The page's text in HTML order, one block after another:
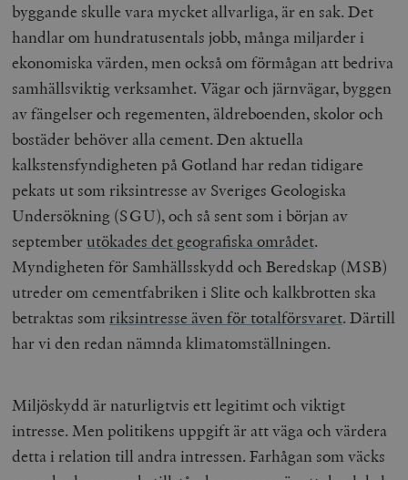
byggande skulle vara mycket allvarliga, är en sak. Det
handlar om hundratusentals jobb, många miljarder i
ekonomiska värden, men också om förmågan att bedriva
samhällsviktig verksamhet. Vägar och järnvägar, byggen
av fängelser och regementen, äldreboenden, skolor och
bostäder behöver alla cement. Den aktuella
kalkstensfyndigheten på Gotland har redan tidigare
pekats ut som riksintresse av Sveriges Geologiska
Undersökning (SGU), och så sent som i början av
september utökades det geografiska området.
Myndigheten för Samhällsskydd och Beredskap (MSB)
utreder om cementfabriken i Slite och kalkbrotten ska
betraktas somriksintresse även för totalförsvaret. Därtill
har vi den redan nämnda klimatomställningen.
Miljöskydd är naturligtvis ett legitimt och viktigt
intresse. Men politikens uppgift är att väga och värdera
detta i relation till andra intressen. Farhågan som väcks